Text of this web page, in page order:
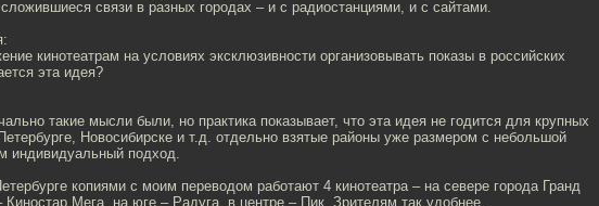
связи в разных городах – и с радиостанциями, и с сайтами.
кинотеатрам на условиях эксклюзивности организовывать показы в российских
эта идея?
такие мысли были, но практика показывает, что эта идея не годится для крупных
Новосибирске и т.д. отдельно взятые районы уже размером с небольшой
индивидуальный подход.
копиями с моим переводом работают 4 кинотеатра – на севере города Гранд
Киностар Мега, на юге – Радуга, в центре – Пик. Зрителям так удобнее.